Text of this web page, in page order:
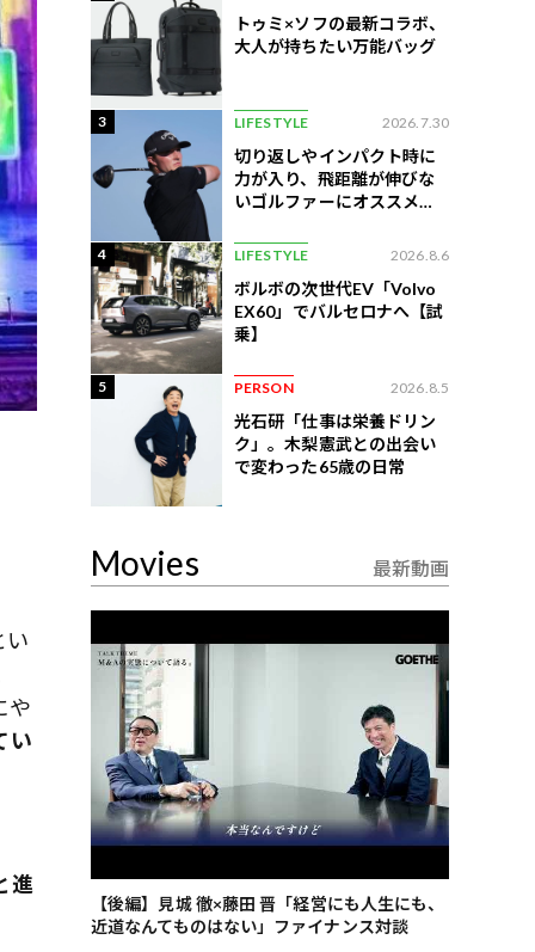
い
や
い
進
トゥミ×ソフの最新コラボ、
大人が持ちたい万能バッグ
3 LIFESTYLE 2026.7.30
切り返しやインパクト時に
力が入り、飛距離が伸びな
いゴルファーにオススメの
4 LIFESTYLE 2026.8.6
ボルボの次世代EV「Volvo
EX60」でバルセロナへ【試
乗】
5 PERSON 2026.8.5
光石研「仕事は栄養ドリン
ク」。木梨憲武との出会い
で変わった65歳の日常
Movies 最新動画
【後編】見城 徹×藤田 晋「経営にも人生にも、
近道なんてものはない」ファイナンス対談